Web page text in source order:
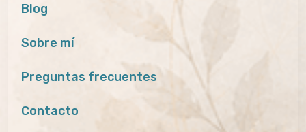
Blog
Sobre mí
Preguntas frecuentes
Contacto